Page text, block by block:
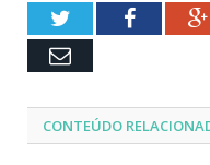
TwitterFacebook
Email
CONTEÚDO